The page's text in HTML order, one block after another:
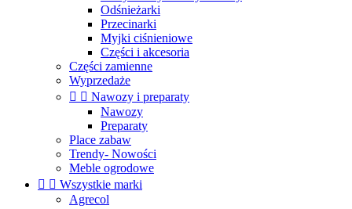
Odśnieżarki
Przecinarki
Myjki ciśnieniowe
Części i akcesoria
Części zamienne
Wyprzedaże
  Nawozy i preparaty
Nawozy
Preparaty
Place zabaw
Trendy- Nowości
Meble ogrodowe
  Wszystkie marki
Agrecol